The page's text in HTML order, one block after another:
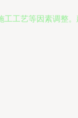
工艺等因素调整